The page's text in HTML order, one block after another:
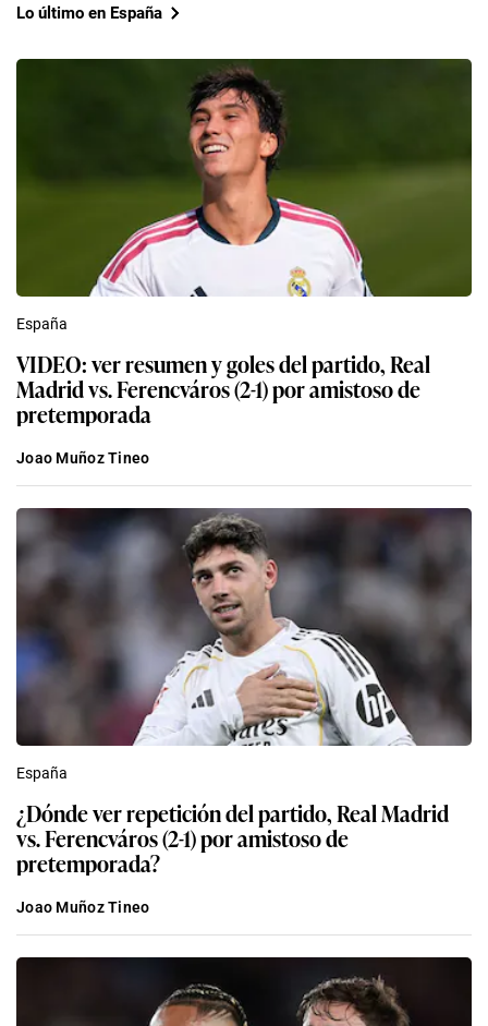
Lo último en España
España
VIDEO: ver resumen y goles del partido, Real
Madrid vs. Ferencváros (2-1) por amistoso de
pretemporada
Joao Muñoz Tineo
España
¿Dónde ver repetición del partido, Real Madrid
vs. Ferencváros (2-1) por amistoso de
pretemporada?
Joao Muñoz Tineo